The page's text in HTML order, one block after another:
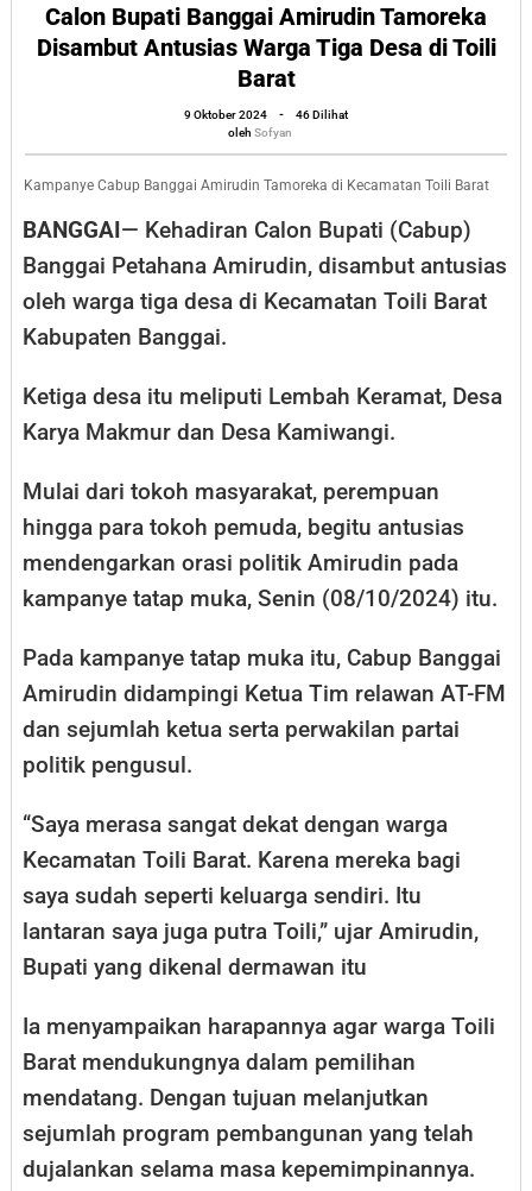
Banggai
Amirudin
Disambut
Antusias
Warga
Tiga
Desa
di
Calon Bupati Banggai Amirudin Tamoreka
Disambut Antusias Warga Tiga Desa di Toili
Barat
9 Oktober 2024
oleh
Sofyan
-
46 Dilihat
oleh Sofyan
Kampanye Cabup Banggai Amirudin Tamoreka di Kecamatan Toili Barat
BANGGAI— Kehadiran Calon Bupati (Cabup)
Banggai Petahana Amirudin, disambut antusias
oleh warga tiga desa di Kecamatan Toili Barat
Kabupaten Banggai.
Ketiga desa itu meliputi Lembah Keramat, Desa
Karya Makmur dan Desa Kamiwangi.
Mulai dari tokoh masyarakat, perempuan
hingga para tokoh pemuda, begitu antusias
mendengarkan orasi politik Amirudin pada
kampanye tatap muka, Senin (08/10/2024) itu.
Pada kampanye tatap muka itu, Cabup Banggai
Amirudin didampingi Ketua Tim relawan AT-FM
dan sejumlah ketua serta perwakilan partai
politik pengusul.
“Saya merasa sangat dekat dengan warga
Kecamatan Toili Barat. Karena mereka bagi
saya sudah seperti keluarga sendiri. Itu
lantaran saya juga putra Toili,” ujar Amirudin,
Bupati yang dikenal dermawan itu
Ia menyampaikan harapannya agar warga Toili
Barat mendukungnya dalam pemilihan
mendatang. Dengan tujuan melanjutkan
sejumlah program pembangunan yang telah
dujalankan selama masa kepemimpinannya.